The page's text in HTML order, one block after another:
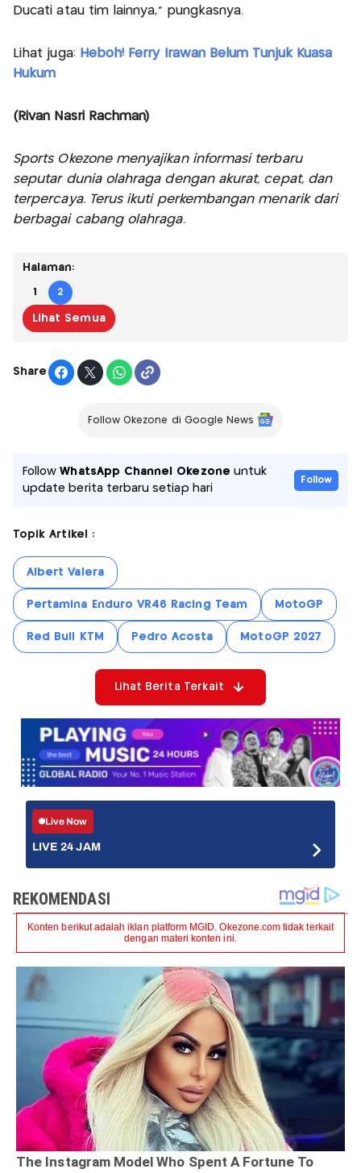
Ducati atau tim lainnya,” pungkasnya.
Lihat juga: Heboh! Ferry Irawan Belum Tunjuk Kuasa
Hukum
(Rivan Nasri Rachman)
Sports Okezone menyajikan informasi terbaru
seputar dunia olahraga dengan akurat, cepat, dan
terpercaya. Terus ikuti perkembangan menarik dari
berbagai cabang olahraga.
Halaman:
1 2
Lihat Semua
Share
Follow Okezone di Google News
FollowWhatsApp Channel Okezone untuk
update berita terbaru setiap hari
Follow
Topik Artikel :
Albert Valera
Pertamina Enduro VR46 Racing Team MotoGP
Red Bull KTM Pedro Acosta MotoGP 2027
Lihat Berita Terkait
Live Now
LIVE 24 JAM